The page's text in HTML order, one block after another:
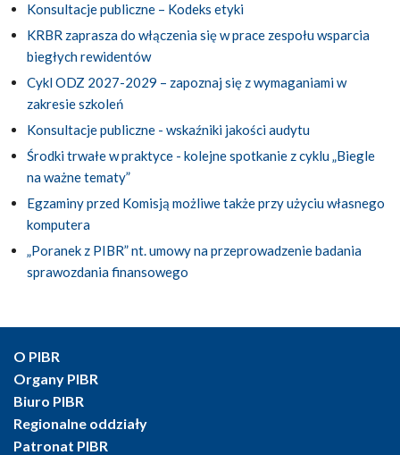
Konsultacje publiczne – Kodeks etyki
KRBR zaprasza do włączenia się w prace zespołu wsparcia
biegłych rewidentów
Cykl ODZ 2027-2029 – zapoznaj się z wymaganiami w
zakresie szkoleń
Konsultacje publiczne - wskaźniki jakości audytu
Środki trwałe w praktyce - kolejne spotkanie z cyklu „Biegle
na ważne tematy”
Egzaminy przed Komisją możliwe także przy użyciu własnego
komputera
„Poranek z PIBR” nt. umowy na przeprowadzenie badania
sprawozdania finansowego
O PIBR
Organy PIBR
Biuro PIBR
Regionalne oddziały
Patronat PIBR